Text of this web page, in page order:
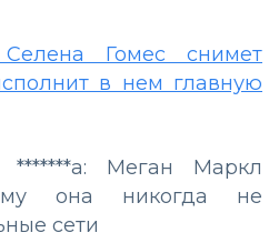
Гомес снимет
в нем главную
*******а: Меган Маркл
она никогда не
сети